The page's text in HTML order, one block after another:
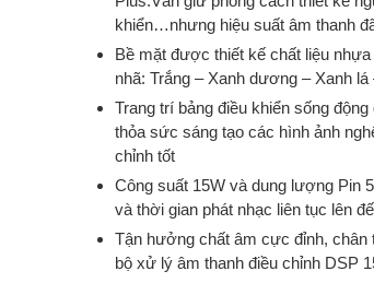
khiển…nhưng hiệu suất âm thanh
Bề mặt được thiết kế chất liệu
nhã: Trắng – Xanh dương – Xanh lá
Trang trí bảng điều khiển sống
thỏa sức sáng tạo các hình ảnh
chỉnh tốt
Công suất 15W và dung lượng Pin
và thời gian phát nhạc liên tục lên
Tận hưởng chất âm cực đỉnh,
bộ xử lý âm thanh điều chỉnh DSP